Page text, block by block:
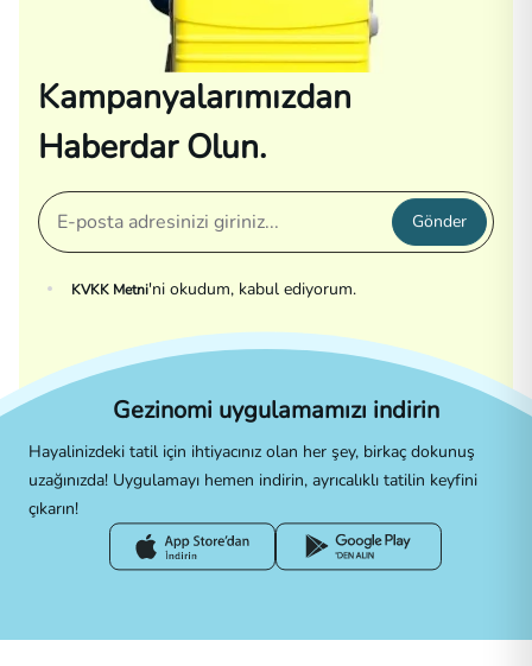
Kampanyalarımızdan
Haberdar Olun.
Gönder
KVKK Metni'ni okudum, kabul ediyorum.
Gezinomi uygulamamızı indirin
Hayalinizdeki tatil için ihtiyacınız olan her şey, birkaç dokunuş
uzağınızda! Uygulamayı hemen indirin, ayrıcalıklı tatilin keyfini
çıkarın!